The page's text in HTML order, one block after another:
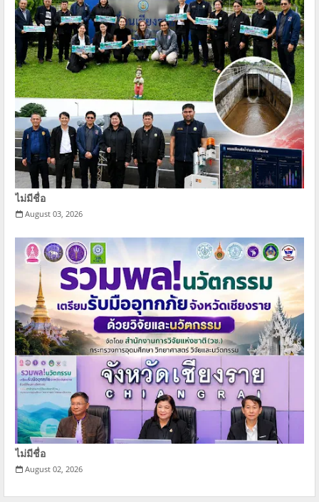
ไม่มีชื่อ
August 03, 2026
ไม่มีชื่อ
August 02, 2026